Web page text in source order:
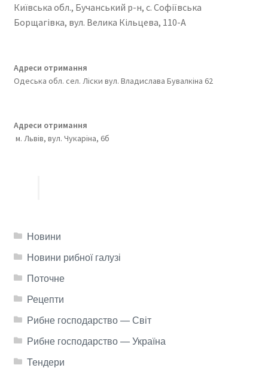
Київська обл., Бучанський р-н, с. Софіївська
Борщагівка, вул. Велика Кільцева, 110-А
Адреси отримання
Одеська обл. сел. Ліски вул. Владислава Бувалкіна 62
Адреси отримання
м. Львів, вул. Чукаріна, 6б
Новини
Новини рибної галузі
Поточне
Рецепти
Рибне господарство — Світ
Рибне господарство — Україна
Тендери